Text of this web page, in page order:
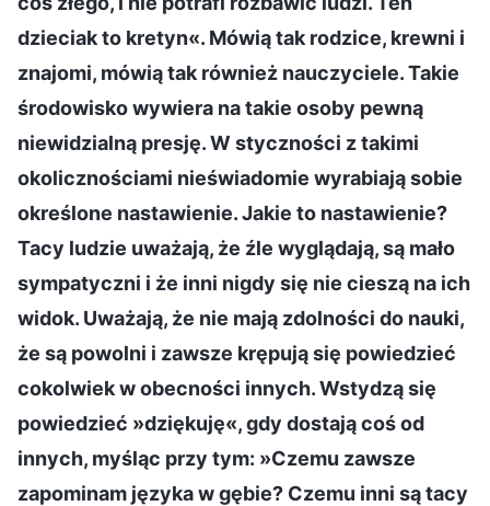
dzieciak to kretyn«. Mówią tak rodzice, krewni i
znajomi, mówią tak również nauczyciele. Takie
środowisko wywiera na takie osoby pewną
niewidzialną presję. W styczności z takimi
okolicznościami nieświadomie wyrabiają sobie
określone nastawienie. Jakie to nastawienie?
Tacy ludzie uważają, że źle wyglądają, są mało
sympatyczni i że inni nigdy się nie cieszą na ich
widok. Uważają, że nie mają zdolności do nauki,
że są powolni i zawsze krępują się powiedzieć
cokolwiek w obecności innych. Wstydzą się
powiedzieć »dziękuję«, gdy dostają coś od
innych, myśląc przy tym: »Czemu zawsze
zapominam języka w gębie? Czemu inni są tacy